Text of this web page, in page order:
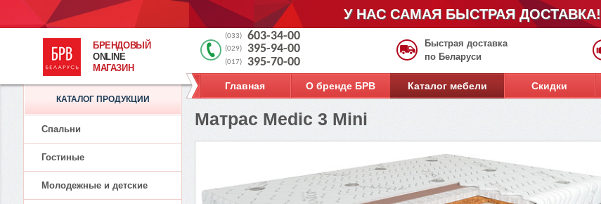
У НАС САМАЯ БЫСТРАЯ ДОСТАВКА!
БРЕНДОВЫЙ
ONLINE
МАГАЗИН
(033) 603-34-00
(029) 395-94-00
(017) 395-70-00
Быстрая доставка
по Беларуси
Главная О бренде БРВ Каталог мебели Скидки
Матрас Medic 3 Mini
КАТАЛОГ ПРОДУКЦИИ
Спальни
Гостиные
Молодежные и детские